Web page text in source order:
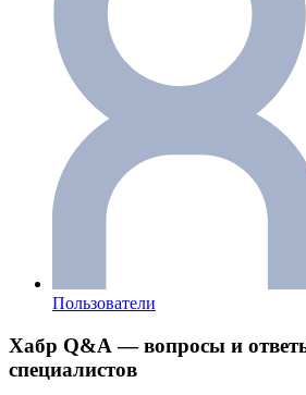
Пользователи
Хабр Q&A — вопросы и
специалистов